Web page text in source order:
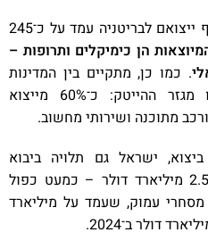
מלבד תעשיית היהלומים, שהיקף ייצואם לבריטניה עמד על כ־245
הן כימיקלים ותרופות –
. כמו כן, מתקיים בין המדינות
סחר ענף בשירותים, ובראשו מגזר ההייטק: כ־60% מייצוא
מתוכנה ושירותי מחשוב.
ישראל גם תלויה ביבוא
מבריטניה, שהיקפו עמד על כ־2.5 מיליארד דולר – כמעט כפול
מסחרי עמוק, שעמד על מיליארד